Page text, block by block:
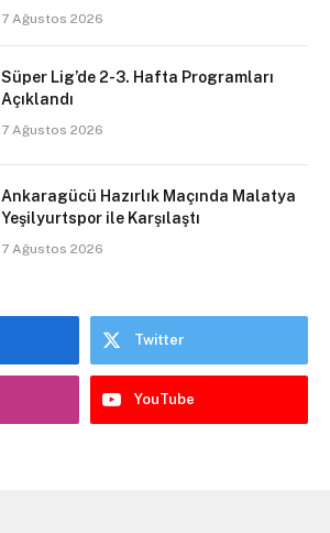
7 Ağustos 2026
Süper Lig’de 2-3. Hafta Programları
Açıklandı
7 Ağustos 2026
Ankaragücü Hazırlık Maçında Malatya
Yeşilyurtspor ile Karşılaştı
7 Ağustos 2026
Twitter
YouTube